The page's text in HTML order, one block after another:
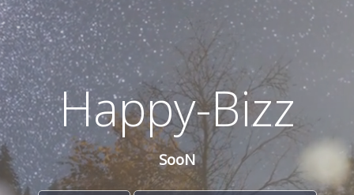
Happy-Bizz
SooN